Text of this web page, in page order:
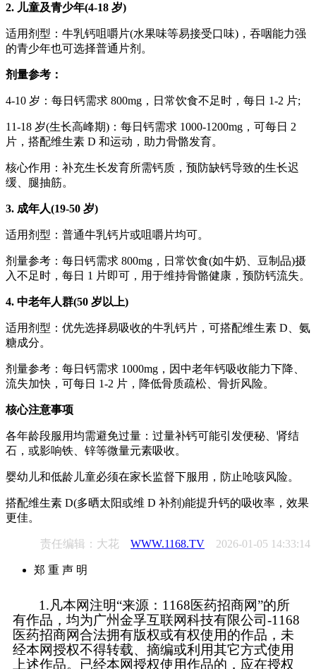
2. 儿童及青少年(4-18 岁)
适用剂型：牛乳钙咀嚼片(水果味等易接受口味)，吞咽能力强
的青少年也可选择普通片剂。
剂量参考：
4-10 岁：每日钙需求 800mg，日常饮食不足时，每日 1-2 片;
11-18 岁(生长高峰期)：每日钙需求 1000-1200mg，可每日 2
片，搭配维生素 D 和运动，助力骨骼发育。
核心作用：补充生长发育所需钙质，预防缺钙导致的生长迟
缓、腿抽筋。
3. 成年人(19-50 岁)
适用剂型：普通牛乳钙片或咀嚼片均可。
剂量参考：每日钙需求 800mg，日常饮食(如牛奶、豆制品)摄
入不足时，每日 1 片即可，用于维持骨骼健康，预防钙流失。
4. 中老年人群(50 岁以上)
适用剂型：优先选择易吸收的牛乳钙片，可搭配维生素 D、氨
糖成分。
剂量参考：每日钙需求 1000mg，因中老年钙吸收能力下降、
流失加快，可每日 1-2 片，降低骨质疏松、骨折风险。
核心注意事项
各年龄段服用均需避免过量：过量补钙可能引发便秘、肾结
石，或影响铁、锌等微量元素吸收。
婴幼儿和低龄儿童必须在家长监督下服用，防止呛咳风险。
搭配维生素 D(多晒太阳或维 D 补剂)能提升钙的吸收率，效果
更佳。
责任编辑：大花 WWW.1168.TV 2026-01-05 14:33:14
郑 重 声 明
1.凡本网注明“来源：1168医药招商网”的所
有作品，均为广州金孚互联网科技有限公司-1168
医药招商网合法拥有版权或有权使用的作品，未
经本网授权不得转载、摘编或利用其它方式使用
上述作品。已经本网授权使用作品的，应在授权